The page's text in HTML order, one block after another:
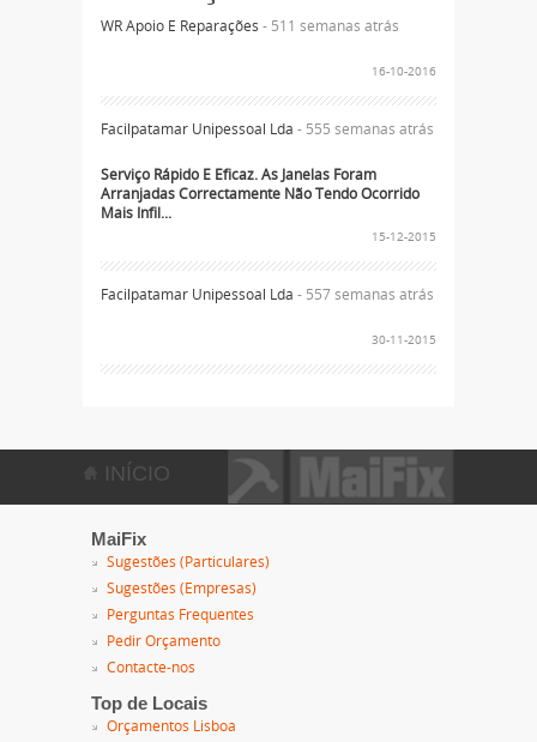
WR Apoio E Reparações - 511 semanas atrás
16-10-2016
Facilpatamar Unipessoal Lda - 555 semanas atrás
Serviço Rápido E Eficaz. As Janelas Foram
Arranjadas Correctamente Não Tendo Ocorrido
Mais Infil...
15-12-2015
Facilpatamar Unipessoal Lda - 557 semanas atrás
30-11-2015
INÍCIO
MaiFix
Sugestões (Particulares)
Sugestões (Empresas)
Perguntas Frequentes
Pedir Orçamento
Contacte-nos
Top de Locais
Orçamentos Lisboa